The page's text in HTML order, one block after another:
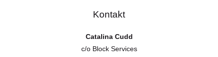
Kontakt
Catalina Cudd
c/o Block Services